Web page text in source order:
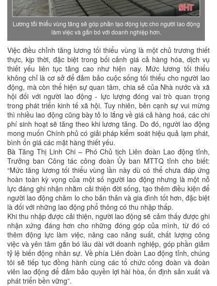
Lương tối thiểu vùng tăng sẽ góp phần tạo động lực cho người lao động
làm việc và gắn bó với doanh nghiệp hơn.
Việc điều chỉnh tăng lương tối thiểu vùng là một chủ trương thiết
thực, kịp thời, đặc biệt trong bối cảnh giá cả hàng hóa, dịch vụ
thiết yếu liên tục tăng cao như hiện nay. Mức lương tối thiểu
không chỉ là cơ sở để đảm bảo cuộc sống tối thiểu cho người lao
động, mà còn thể hiện sự quan tâm, chia sẻ của Nhà nước và xã
hội đối với người lao động - lực lượng đóng vai trò quan trọng
trong phát triển kinh tế xã hội. Tuy nhiên, bên cạnh sự vui mừng
thì nhiều lao động cũng bày tỏ lo lắng về giá cả hàng hoá, các chi
phí sinh hoạt sẽ tăng theo khi lương tăng. Do đó, người lao động
mong muốn Chính phủ có giải pháp kiểm soát hiệu quả lạm phát,
bình ổn giá các mặt hàng thiết yếu.
Bà Tăng Thị Linh Chi – Phó Chủ tịch Liên đoàn Lao động tỉnh,
Trưởng ban Công tác công đoàn Ủy ban MTTQ tỉnh cho biết:
“Mức tăng lương tối thiểu vùng lần này dù có thể chưa đáp ứng
hoàn toàn kỳ vọng của một số người lao động nhưng là một nỗ
lực đáng ghi nhận nhằm cải thiện đời sống, tạo thêm điều kiện để
người lao động chăm lo cho bản thân và gia đình tốt hơn, đặc biệt
là đối với những lao động phổ thông có thu nhập thấp.
Khi thu nhập được cải thiện, người lao động sẽ cảm thấy được ghi
nhận xứng đáng hơn cho những đóng góp của mình, từ đó có
thêm động lực làm việc, nâng cao năng suất, chất lượng công
việc và yên tâm gắn bó lâu dài với doanh nghiệp, góp phần giảm
tỷ lệ biến động nhân sự. Về phía Liên đoàn Lao động tỉnh, chúng
tôi sẽ tiếp tục đồng hành cùng các tổ chức công đoàn và đoàn
viên lao động để đảm bảo quyền lợi hài hòa, ổn định sản xuất và
phát triển bền vững”.